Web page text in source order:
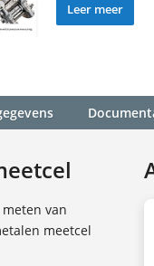
Leer meer
van
meetcel